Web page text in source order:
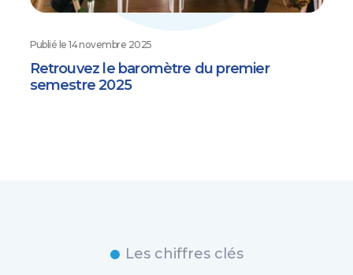
Publié le14 novembre 2025
Retrouvez le baromètre du premier
semestre 2025
Les chiffres clés